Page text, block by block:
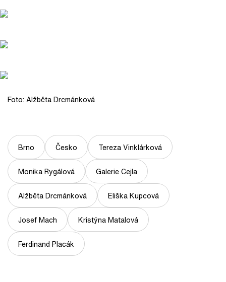
Foto: Alžběta Drcmánková
Brno Česko Tereza Vinklárková
Monika Rygálová Galerie Cejla
Alžběta Drcmánková Eliška Kupcová
Josef Mach Kristýna Matalová
Ferdinand Placák